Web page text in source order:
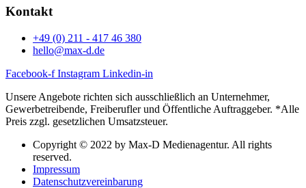
Kontakt
+49 (0) 211 - 417 46 380
hello@max-d.de
Facebook-f Instagram Linkedin-in
Unsere Angebote richten sich ausschließlich an Unternehmer,
Gewerbetreibende, Freiberufler und Öffentliche Auftraggeber. *Alle
Preis zzgl. gesetzlichen Umsatzsteuer.
Copyright © 2022 by Max-D Medienagentur. All rights
reserved.
Impressum
Datenschutzvereinbarung